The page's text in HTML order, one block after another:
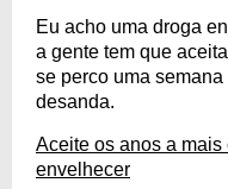
Eu acho uma droga
a gente tem que
se perco uma
desanda.
Aceite os anos a
envelhecer